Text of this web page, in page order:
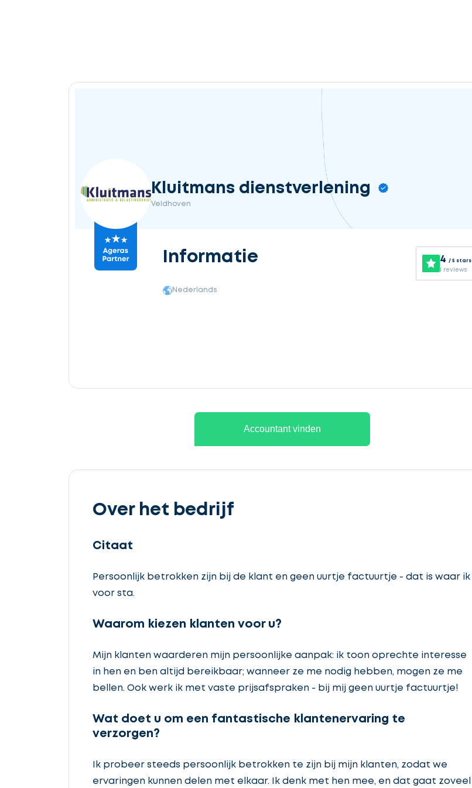
Kluitmans dienstverlening
Veldhoven
4 / 5 stars
1 reviews
Informatie
Nederlands
Accountant vinden
Over het bedrijf
Citaat
Persoonlijk betrokken zijn bij de klant en geen uurtje factuurtje - dat is waar ik
voor sta.
Waarom kiezen klanten voor u?
Mijn klanten waarderen mijn persoonlijke aanpak: ik toon oprechte interesse
in hen en ben altijd bereikbaar; wanneer ze me nodig hebben, mogen ze me
bellen. Ook werk ik met vaste prijsafspraken - bij mij geen uurtje factuurtje!
Wat doet u om een fantastische klantenervaring te
verzorgen?
Ik probeer steeds persoonlijk betrokken te zijn bij mijn klanten, zodat we
ervaringen kunnen delen met elkaar. Ik denk met hen mee, en dat gaat zoveel